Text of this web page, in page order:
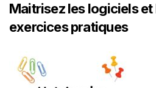
Maitrisez les logiciels et
exercices pratiques